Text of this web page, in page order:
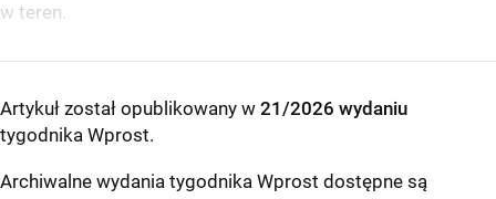
w teren.
Artykuł został opublikowany w 21/2026 wydaniu
tygodnika Wprost.
Archiwalne wydania tygodnika Wprost dostępne są